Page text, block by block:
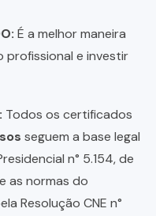
É a melhor maneira
profissional e investir
Todos os certificados
seguem a base legal
n° 5.154, de
as normas do
Resolução CNE n°